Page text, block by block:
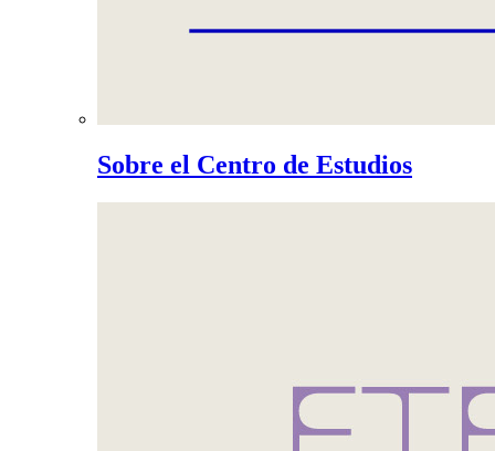
Sobre el Centro de Estudios